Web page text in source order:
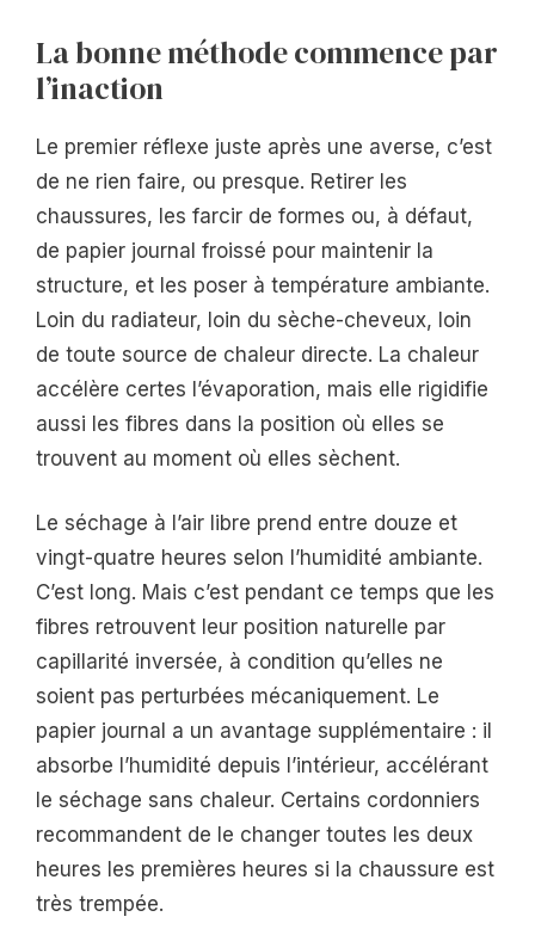
La bonne méthode commence par
l’inaction
Le premier réflexe juste après une averse, c’est
de ne rien faire, ou presque. Retirer les
chaussures, les farcir de formes ou, à défaut,
de papier journal froissé pour maintenir la
structure, et les poser à température ambiante.
Loin du radiateur, loin du sèche-cheveux, loin
de toute source de chaleur directe. La chaleur
accélère certes l’évaporation, mais elle rigidifie
aussi les fibres dans la position où elles se
trouvent au moment où elles sèchent.
Le séchage à l’air libre prend entre douze et
vingt-quatre heures selon l’humidité ambiante.
C’est long. Mais c’est pendant ce temps que les
fibres retrouvent leur position naturelle par
capillarité inversée, à condition qu’elles ne
soient pas perturbées mécaniquement. Le
papier journal a un avantage supplémentaire : il
absorbe l’humidité depuis l’intérieur, accélérant
le séchage sans chaleur. Certains cordonniers
recommandent de le changer toutes les deux
heures les premières heures si la chaussure est
très trempée.